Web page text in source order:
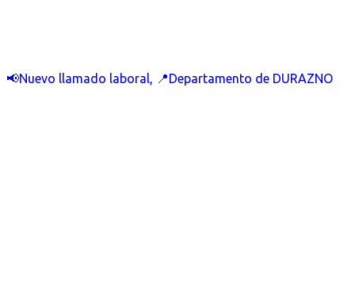
📢Nuevo llamado laboral, 📍Departamento de DURAZNO